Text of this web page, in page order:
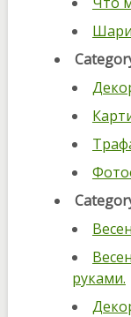
руками.